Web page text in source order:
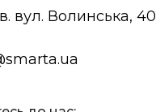
вул. Волинська, 40